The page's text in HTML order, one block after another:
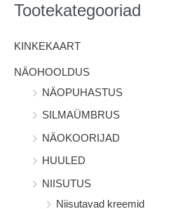
iTootekategooriad
KINKEKAART
NÄOHOOLDUS
NÄOPUHASTUS
SILMAÜMBRUS
NÄOKOORIJAD
HUULED
NIISUTUS
Niisutavad kreemid